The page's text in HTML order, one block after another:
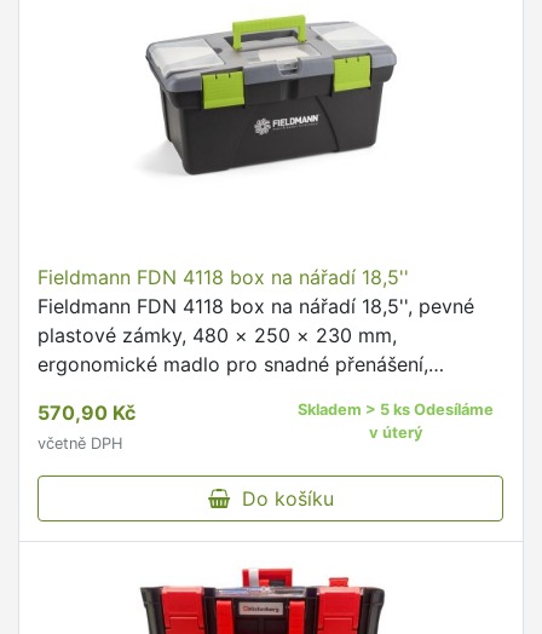
Fieldmann FDN 4118 box na nářadí 18,5''
Fieldmann FDN 4118 box na nářadí 18,5'', pevné
plastové zámky, 480 × 250 × 230 mm,
ergonomické madlo pro snadné přenášení,
horní části
570,90 Kč
včetně DPH
Skladem > 5 ks Odesíláme
v úterý
Do košíku